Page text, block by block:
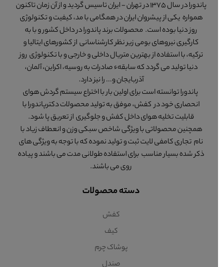
بوده و برخی دارای کیفیت معمولی یا پایینی می باشند.کیف پاسپورتی و
مدارکساخته شده از چرم طبیعی دارای کیفیت بی نظیر و دوام و استحکام
بسیار زیادی بوده به حدی که هیچ کدام از سایر کیف ها با جنس های دیگر
مانند چرم مصنوعی یا پلاستیکی نمی تواند به پای آن برسد. چرم مصنوعی با
وجود پیشرفت های زیادی که در تهیه آن شده ولی هنوز با چرم طبیعی
فاصله زیادی دارد. چرم طبیعی به خودی خود بسیار شیک و جذاب است و در
بین سایر مواد اولیه از اصالت و خیره کنندگی گسترده تری برخوردار است.
خواص طبیعی چرم طبیعی باعث شده تا محصولات ساخته شده از چرم
طبیعی خصوصاکیف چرم طبیعی پاسپورتی و مدارک زنانهدارای کیفیت
ساخت بالا و در نتیجه دوام و ماندگاری بسیار زیادی بوده و برای سال ها شما
را از خرید یک کیف جدید بی نیاز می سازد. با وجود آن که سازندگان و
تولیدکنندگان بسیار زیادیمحصولات چرمطبیعیبه ویژهکیف چرم طبیعی
پاسپورتی و مدارک زنانهرا تولید می کنند اما این مهم است که از کجا این
کیف را می خرید. چرم طبیعی دارای کیفیت های مختلفی هستند و برخی از آن
معتبر و معروف، اطمینان بخش تر است. چرا که این برندها هیچ گاه کیفیت
و کیفیت ساخت بالا آسوده می سازند.
خرید انواع کیف پاسپورتی چرم زنانه
یکی از نیاز های ضروری برای بانوان شیک‌
پاندورا در سال 1375 در تهران - ایران تاسیس گردید و از آن زمان تاکنون
همواره یکی از پیشروان ایران در همگامی با مد، کیفیت و تکنولوژی
روز دنیا بوده است. محصولات برند پاندورا در داخل کشور و با به
کارگیری نیروهای بومی زیر نظر کارشناسانی از کشورهای ایتالیا و
ترکیه، با استفاده از بهترین متریال داخلی و خارجی و با تکنولوژی روز
دنیا تولید می گردد که سابقهء صادرات به روسیه، اکراین، آلمان،
آذربایجان و... را نیز دارد.
پاندورا توانسته است برای اولین بار با اختراع سیستم گردش هوای
انحصاری خود در کفش، موفق به تولید محصولات دکترپاندورا با
قابلیت تخلیه هوای داخل کفش و جلوگیری از تعریق پا شود.
همچنین محصولاتی با ویژگی شاخص سبکی وزن و انعطاف زیاد با
نام تجاری کامفی لایت ثبت و تولید نموده که با توجه به ویژگی های
ذکر شده بسیار مناسب برای استفاده طولانی مدت می باشند و پیاده
روی می باشند.
دسته محصولات
کفش
کیف
پوشاک چرم
صندل